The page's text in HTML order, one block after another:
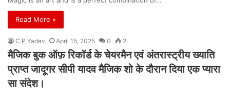
Read More »
C P Yadav April 15, 2025 0 2
मैजिक बुक ऑफ़ रिकॉर्ड के चेयरमैन एवं अंतरास्ट्रीय ख्याति
प्राप्त जादूगर सीपी यादव मैजिक शो के दौरान दिया एक प्यारा
सा संदेश।